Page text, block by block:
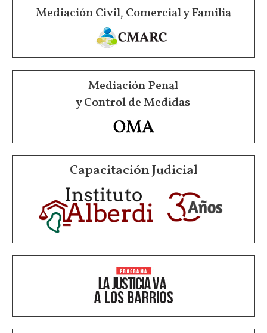
Mediación Civil, Comercial y Familia
Mediación Penal
y Control de Medidas
Capacitación Judicial